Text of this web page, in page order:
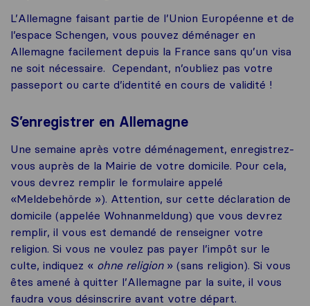
L’Allemagne faisant partie de l’Union Européenne et de
l’espace Schengen, vous pouvez déménager en
Allemagne facilement depuis la France sans qu’un visa
ne soit nécessaire. Cependant, n’oubliez pas votre
passeport ou carte d’identité en cours de validité !
S’enregistrer en Allemagne
Une semaine après votre déménagement, enregistrez-
vous auprès de la Mairie de votre domicile. Pour cela,
vous devrez remplir le formulaire appelé
«Meldebehörde »). Attention, sur cette déclaration de
domicile (appelée Wohnanmeldung) que vous devrez
remplir, il vous est demandé de renseigner votre
religion. Si vous ne voulez pas payer l’impôt sur le
culte, indiquez « ohne religion» (sans religion). Si vous
êtes amené à quitter l’Allemagne par la suite, il vous
faudra vous désinscrire avant votre départ.